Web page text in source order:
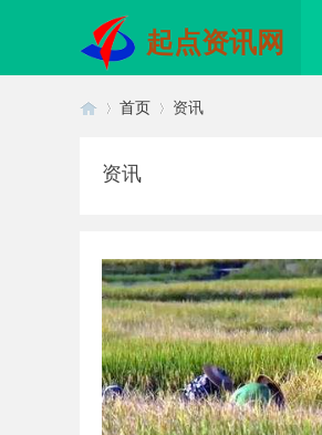
起点资讯网
首页 资讯
资讯